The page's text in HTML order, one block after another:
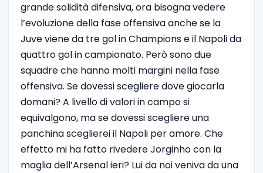
grande solidità difensiva, ora bisogna vedere
l’evoluzione della fase offensiva anche se la
Juve viene da tre gol in Champions e il Napoli da
quattro gol in campionato. Però sono due
squadre che hanno molti margini nella fase
offensiva. Se dovessi scegliere dove giocarla
domani? A livello di valori in campo si
equivalgono, ma se dovessi scegliere una
panchina sceglierei il Napoli per amore. Che
effetto mi ha fatto rivedere Jorginho con la
maglia dell’Arsenal ieri? Lui da noi veniva da una